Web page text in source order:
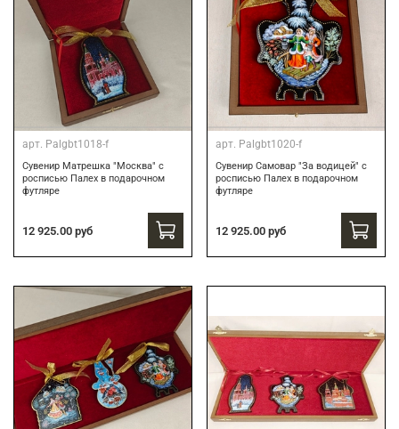
арт. Palgbt1018-f
Сувенир Матрешка "Москва" с
росписью Палех в подарочном
футляре
12 925.00 руб
арт. Palgbt1020-f
Сувенир Самовар "За водицей" с
росписью Палех в подарочном
футляре
12 925.00 руб